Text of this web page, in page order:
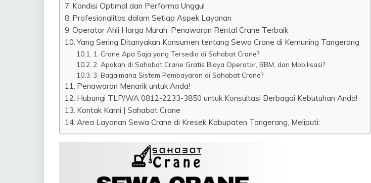
Kondisi Optimal dan Performa Unggul
Profesionalitas dalam Setiap Aspek Layanan
Operator Ahli Harga Murah: Penawaran Rental Crane Terbaik
Yang Sering Ditanyakan Konsumen tentang Sewa Crane di Kemuning Tangerang
1. Crane Apa Saja yang Tersedia di Sahabat Crane?
2. Apakah di Sahabat Crane Gratis Biaya Operator, BBM, dan Mobilisasi?
3. Bagaimana Sistem Pembayaran di Sahabat Crane?
Penawaran Menarik untuk Anda!
Hubungi TLP/WA 0812-2233-3850 untuk Konsultasi Berbagai Kebutuhan Anda!
Kontak Kami | Sahabat Crane
Area Layanan Sewa Crane di Kresek Kabupaten Tangerang, Meliputi: